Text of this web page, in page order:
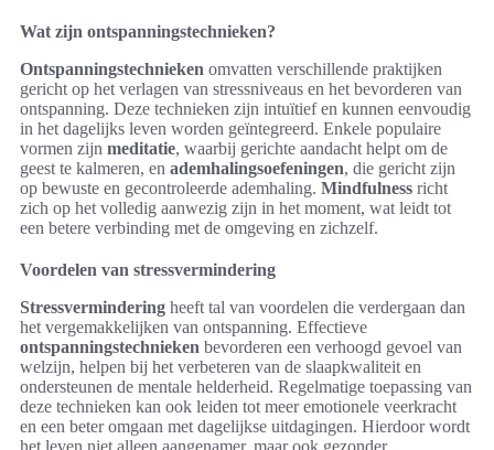
Wat zijn ontspanningstechnieken?
Ontspanningstechnieken omvatten verschillende praktijken
gericht op het verlagen van stressniveaus en het bevorderen van
ontspanning. Deze technieken zijn intuïtief en kunnen eenvoudig
in het dagelijks leven worden geïntegreerd. Enkele populaire
vormen zijn meditatie, waarbij gerichte aandacht helpt om de
geest te kalmeren, en ademhalingsoefeningen, die gericht zijn
op bewuste en gecontroleerde ademhaling. Mindfulness richt
zich op het volledig aanwezig zijn in het moment, wat leidt tot
een betere verbinding met de omgeving en zichzelf.
Voordelen van stressvermindering
Stressvermindering heeft tal van voordelen die verdergaan dan
het vergemakkelijken van ontspanning. Effectieve
ontspanningstechnieken bevorderen een verhoogd gevoel van
welzijn, helpen bij het verbeteren van de slaapkwaliteit en
ondersteunen de mentale helderheid. Regelmatige toepassing van
deze technieken kan ook leiden tot meer emotionele veerkracht
en een beter omgaan met dagelijkse uitdagingen. Hierdoor wordt
het leven niet alleen aangenamer, maar ook gezonder.